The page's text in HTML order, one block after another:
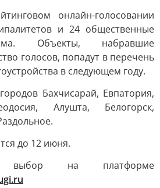
онлайн-голосовании
и 24 общественные
Объекты, набравшие
голосов, попадут в перечень
в следующем году.
Бахчисарай, Евпатория,
Алушта, Белогорск,
до 12 июня.
выбор на платформе